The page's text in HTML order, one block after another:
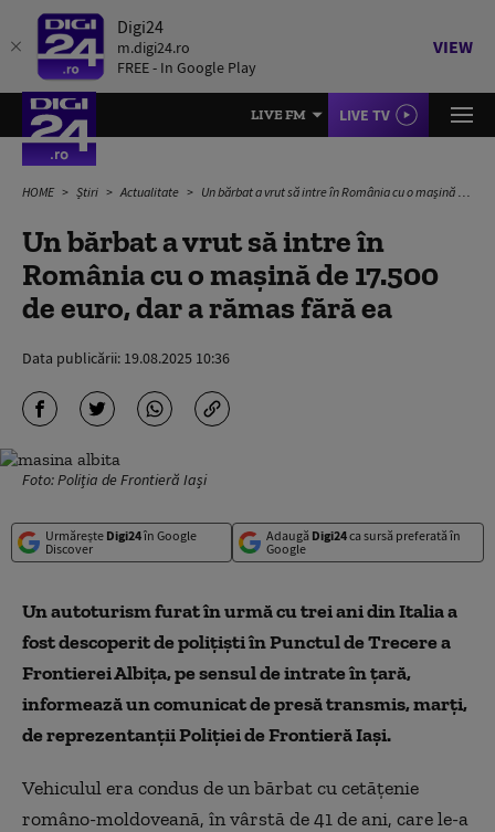
Digi24
m.digi24.ro
FREE - In Google Play
VIEW
LIVE FM LIVE TV
HOME Știri Actualitate Un bărbat a vrut să intre în România cu o mașină de 17.500 de euro, dar a rămas fără ea
Un bărbat a vrut să intre în
România cu o mașină de 17.500
de euro, dar a rămas fără ea
Data publicării: 19.08.2025 10:36
Foto: Poliția de Frontieră Iași
Urmărește Digi24în Google
Discover
Adaugă Digi24ca sursă preferată în
Google
Un autoturism furat în urmă cu trei ani din Italia a
fost descoperit de poliţişti în Punctul de Trecere a
Frontierei Albiţa, pe sensul de intrate în ţară,
informează un comunicat de presă transmis, marţi,
de reprezentanţii Poliţiei de Frontieră Iaşi.
Vehiculul era condus de un bărbat cu cetăţenie
româno-moldoveană, în vârstă de 41 de ani, care le-a